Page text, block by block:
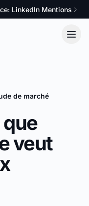
LinkedIn Mentions
de marché
veut